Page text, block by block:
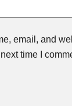
email, and
time I